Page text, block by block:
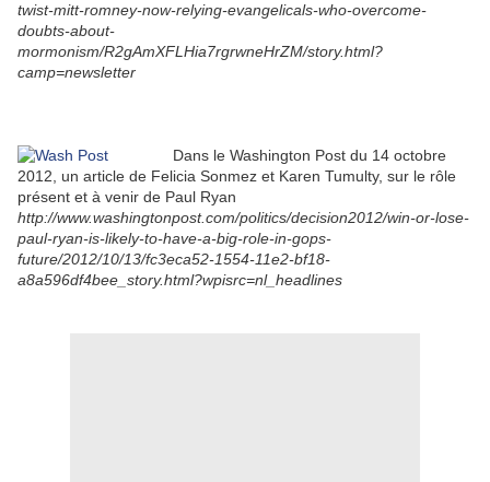
twist-mitt-romney-now-relying-evangelicals-who-overcome-
doubts-about-
mormonism/R2gAmXFLHia7rgrwneHrZM/story.html?
camp=newsletter
Dans le Washington Post du 14 octobre
2012, un article de Felicia Sonmez et Karen Tumulty, sur le rôle
présent et à venir de Paul Ryan
http://www.washingtonpost.com/politics/decision2012/win-or-lose-
paul-ryan-is-likely-to-have-a-big-role-in-gops-
future/2012/10/13/fc3eca52-1554-11e2-bf18-
a8a596df4bee_story.html?wpisrc=nl_headlines